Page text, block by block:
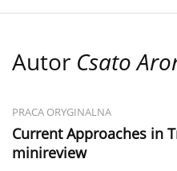
Autor Csato
PRACA ORYGINALNA
Current Approaches in
minireview